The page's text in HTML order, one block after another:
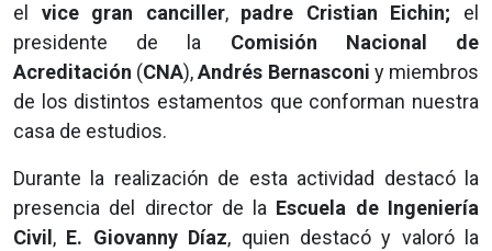
el vice gran canciller, padre Cristian Eichin; el
presidente de la Comisión Nacional de
Acreditación (CNA),Andrés Bernasconi y miembros
de los distintos estamentos que conforman nuestra
casa de estudios.
Durante la realización de esta actividad destacó la
presencia del director de la Escuela de Ingeniería
Civil , E. Giovanny Díaz, quien destacó y valoró la